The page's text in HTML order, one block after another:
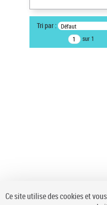
ne s'applique pas
Statut de la notice d’autorité
Tri par : Défaut
sur 1
Ce site utilise des cookies et